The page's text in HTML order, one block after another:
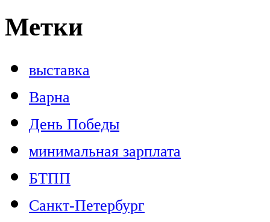
Метки
выставка
Варна
День Победы
минимальная зарплата
БТПП
Санкт-Петербург